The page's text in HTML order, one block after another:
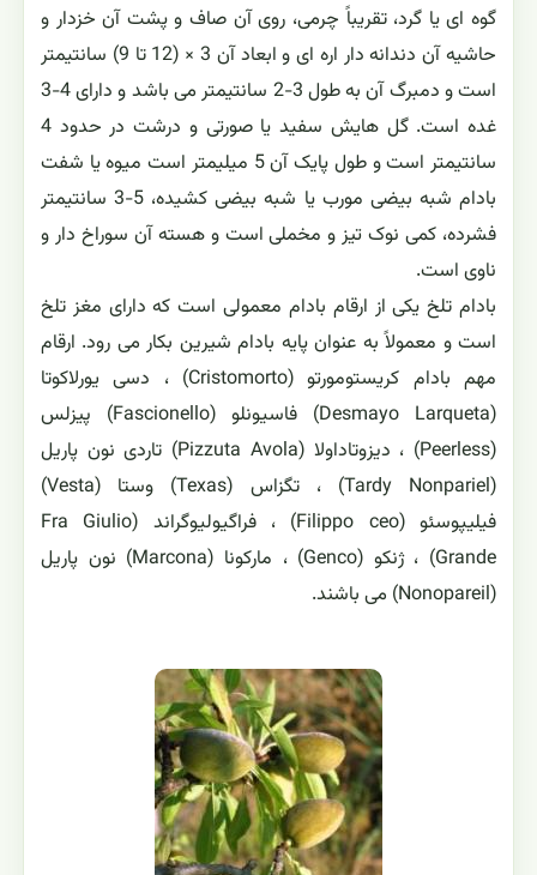
گوه ای یا گرد، تقریباً چرمی، روی آن صاف و پشت آن خزدار و
حاشیه آن دندانه دار اره ای و ابعاد آن 3 × (12 تا 9) سانتیمتر
است و دمبرگ آن به طول 3-2 سانتیمتر می باشد و دارای 4-3
غده است. گل هایش سفید یا صورتی و درشت در حدود 4
سانتیمتر است و طول پایک آن 5 میلیمتر است میوه یا شفت
بادام شبه بیضی مورب یا شبه بیضی کشیده، 5-3 سانتیمتر
فشرده، کمی نوک تیز و مخملی است و هسته آن سوراخ دار و
ناوی است.
بادام تلخ یکی از ارقام بادام معمولی است که دارای مغز تلخ
است و معمولاً به عنوان پایه بادام شیرین بکار می رود. ارقام
مهم بادام کریستومورتو (Cristomorto) ، دسی یورلاکوتا
(Desmayo Larqueta) فاسیونلو (Fascionello) پیزلس
(Peerless) ، دیزوتاداولا (Pizzuta Avola) تاردی نون پاریل
(Tardy Nonpariel) ، تگزاس (Texas) وستا (Vesta)
فیلیپوسئو (Filippo ceo) ، فراگیولیوگراند (Fra Giulio
Grande) ، ژنکو (Genco) ، مارکونا (Marcona) نون پاریل
(Nonopareil) می باشند.